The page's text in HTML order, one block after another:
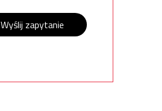
Wyślij zapytanie